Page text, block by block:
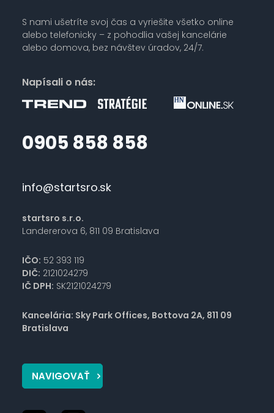
S nami ušetríte svoj čas a vyriešite všetko online
alebo telefonicky – z pohodlia vašej kancelárie
alebo domova, bez návštev úradov, 24/7.
Napísali o nás:
0905 858 858
info@startsro.sk
startsro s.r.o.
Landererova 6, 811 09 Bratislava
IČO: 52 393 119
DIČ: 2121024279
IČ DPH: SK2121024279
Kancelária: Sky Park Offices, Bottova 2A, 811 09
Bratislava
NAVIGOVAŤ